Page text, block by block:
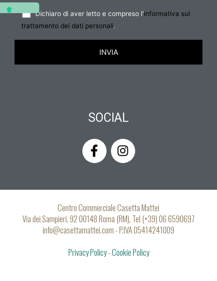
Dichiaro di aver letto e compreso l'informativa sul
trattamento dei dati personali.
SOCIAL
F
a
b
o
o
k
f
I
n
a
g
r
a
Centro Commerciale Casetta Mattei
Via dei Sampieri, 92 00148 Roma (RM), Tel (+39) 06 6590697
info@casettamattei.com - P.IVA 05414241009
Privacy Policy-Cookie Policy